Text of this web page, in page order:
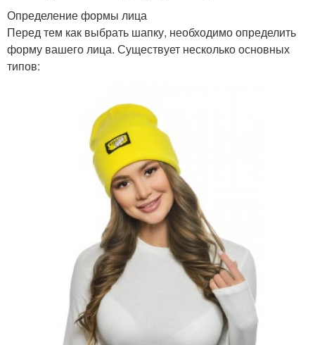
Определение формы лица
Перед тем как выбрать шапку, необходимо определить
форму вашего лица. Существует несколько основных
типов: